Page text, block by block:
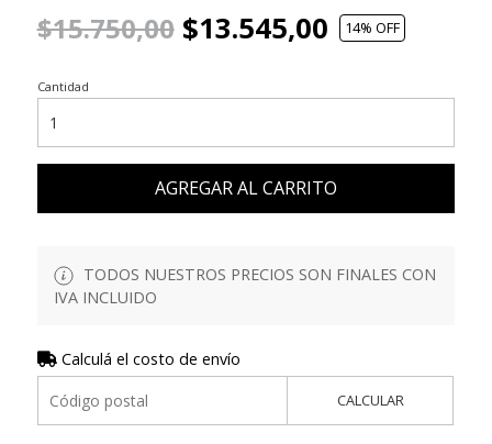
$15.750,00$13.545,00 14% OFF
Cantidad
AGREGAR AL CARRITO
TODOS NUESTROS PRECIOS SON FINALES CON
IVA INCLUIDO
Calculá el costo de envío
CALCULAR